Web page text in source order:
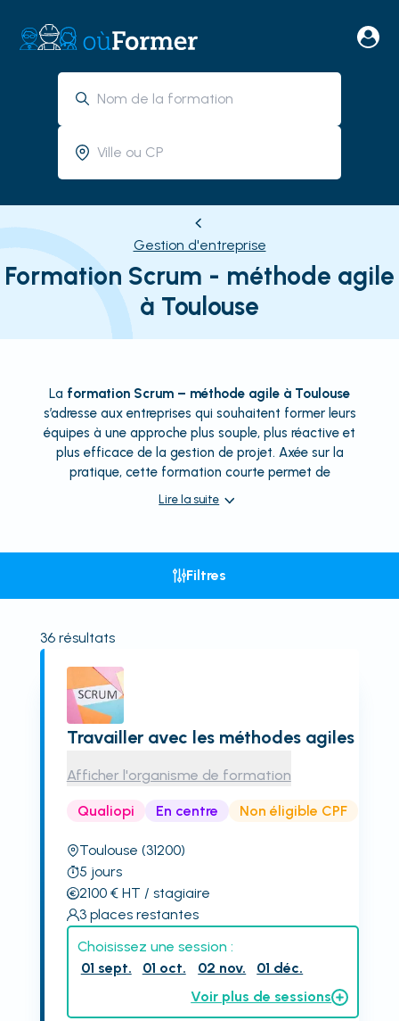
Gestion d'entreprise
Formation Scrum - méthode agile
à Toulouse
La formation Scrum – méthode agile à Toulouse
s’adresse aux entreprises qui souhaitent former leurs
équipes à une approche plus souple, plus réactive et
plus efficace de la gestion de projet. Axée sur la
pratique, cette formation courte permet de
Lire la suite
Filtres
36résultats
Travailler avec les méthodes agiles
Afficher l'organisme de formation
Qualiopi En centre Non éligible CPF
Toulouse (31200)
5 jours
2100€ HT / stagiaire
3 places restantes
Choisissez une session :
01 sept.
01 oct. 02 nov.
01 déc.
Voir plus de sessions